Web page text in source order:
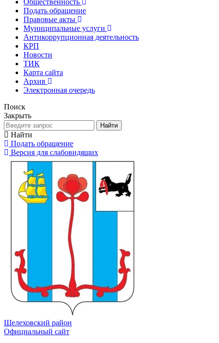
Подать обращение
Правовые акты
Муниципальные услуги
Антикоррупционная деятельность
КРП
Новости
ТИК
Карта сайта
Архив
Электронная очередь
Поиск
Закрыть
Найти
Найти
Подать обращение
Версия для слабовидящих
Шелеховский район
Официальный сайт